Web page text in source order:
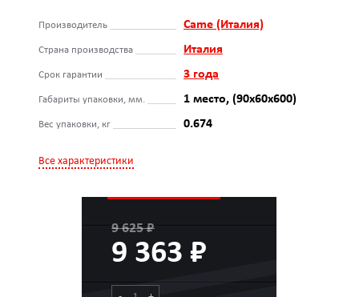
Производитель Came (Италия)
Страна производства Италия
Срок гарантии 3 года
Габариты упаковки, мм. 1 место, (90х60х600)
Вес упаковки, кг 0.674
Все характеристики
9 625 ₽
9 363 ₽